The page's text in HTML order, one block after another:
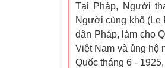
Tại Pháp, Người
Người cùng khổ (Le
dân Pháp, làm cho
Việt Nam và ủng hộ
Quốc tháng 6 -